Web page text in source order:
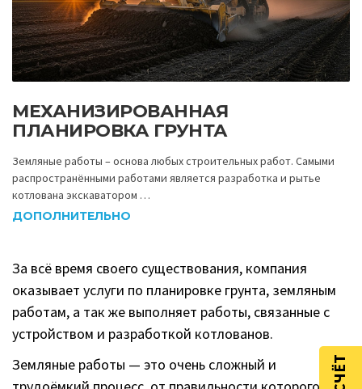
МЕХАНИЗИРОВАННАЯ
ПЛАНИРОВКА ГРУНТА
Земляные работы – основа любых строительных работ. Самыми
распространёнными работами является разработка и рытье
котлована экскаватором …
ДОПОЛНИТЕЛЬНО
За всё время своего существования, компания
оказывает услуги по планировке грунта, земляным
работам, а так же выполняет работы, связанные с
устройством и разработкой котлованов.
Земляные работы — это очень сложный и